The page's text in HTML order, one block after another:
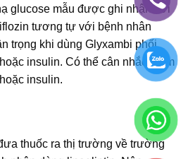
glucose mẫu được ghi nhận với
tương tự với bệnh nhân
trọng khi dùng Glyxambi phối
insulin. Có thể cân nhắc giảm
insulin.
thuốc ra thị trường về trường